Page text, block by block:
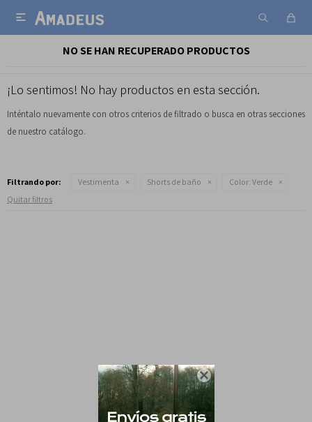


NO SE HAN RECUPERADO PRODUCTOS
¡Lo sentimos! No hay productos en esta sección.
Inténtalo nuevamente con otros criterios de filtrado o busca en otras secciones
de nuestro catálogo.
Filtrando por: Vestimenta Shorts de baño Color: Verde
Quitar filtros